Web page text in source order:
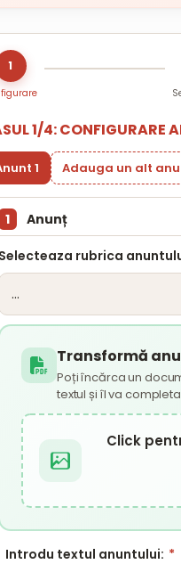
1
1/4: CONFIGURARE
1 Adauga un alt
1 Anunț
Selecteaza rubrica
Transformă
Poți încărca un
textul și îl va
Click
Introdu textul anuntului: *